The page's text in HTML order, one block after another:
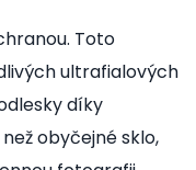
Toto
ultrafialových
díky
obyčejné sklo,